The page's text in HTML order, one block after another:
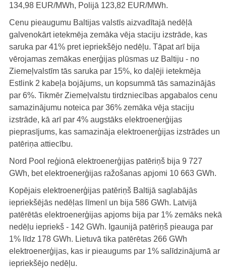
134,98 EUR/MWh, Polijā 123,82 EUR/MWh.
Cenu pieaugumu Baltijas valstīs aizvadītajā nedēļā
galvenokārt ietekmēja zemāka vēja staciju izstrāde, kas
saruka par 41% pret iepriekšējo nedēļu. Tāpat arī bija
vērojamas zemākas enerģijas plūsmas uz Baltiju - no
Ziemeļvalstīm tās saruka par 15%, ko daļēji ietekmēja
Estlink 2 kabeļa bojājums, un kopsummā tās samazinājās
par 6%. Tikmēr Ziemeļvalstu tirdzniecības apgabalos cenu
samazinājumu noteica par 36% zemāka vēja staciju
izstrāde, kā arī par 4% augstāks elektroenerģijas
pieprasījums, kas samazināja elektroenerģijas izstrādes un
patēriņa attiecību.
Nord Pool reģionā elektroenerģijas patēriņš bija 9 727
GWh, bet elektroenerģijas ražošanas apjomi 10 663 GWh.
Kopējais elektroenerģijas patēriņš Baltijā saglabājās
iepriekšējās nedēļas līmenī un bija 586 GWh. Latvijā
patērētās elektroenerģijas apjoms bija par 1% zemāks nekā
nedēļu iepriekš - 142 GWh. Igaunijā patēriņš pieauga par
1% līdz 178 GWh. Lietuvā tika patērētas 266 GWh
elektroenerģijas, kas ir pieaugums par 1% salīdzinājumā ar
iepriekšējo nedēļu.